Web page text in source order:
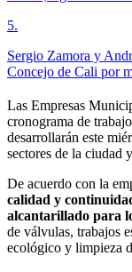
5.
Sergio Zamora y
Concejo de Cali por
Las Empresas
cronograma de
desarrollarán este
sectores de la ciudad
De acuerdo con la
calidad y
alcantarillado para
de válvulas, trabajos
ecológico y limpieza